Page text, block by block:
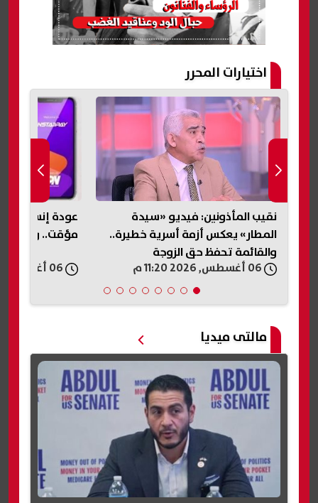
اختيارات المحرر
نقيب المأذونين: فيديو «سيدة
المطار» يعكس أزمة أسرية خطيرة..
والقائمة تحفظ حق الزوجة
عودة
مؤقت..
مالتى ميديا